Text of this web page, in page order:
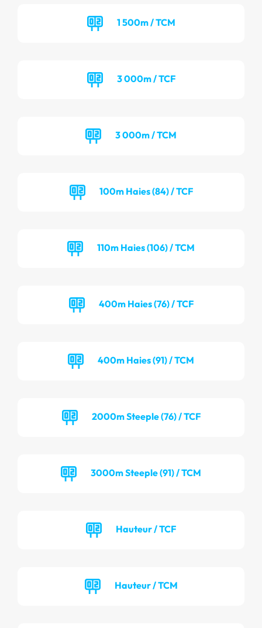
1 500m / TCM
3 000m / TCF
3 000m / TCM
100m Haies (84) / TCF
110m Haies (106) / TCM
400m Haies (76) / TCF
400m Haies (91) / TCM
2000m Steeple (76) / TCF
3000m Steeple (91) / TCM
Hauteur / TCF
Hauteur / TCM